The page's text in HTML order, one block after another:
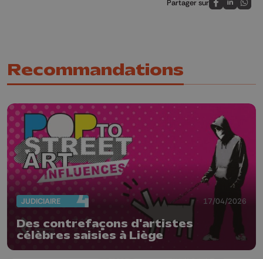
Partager sur
Partagez sur
Partagez
Recommandations
JUDICIAIRE 17/04/2026
Des contrefaçons d'artistes
célèbres saisies à Liège